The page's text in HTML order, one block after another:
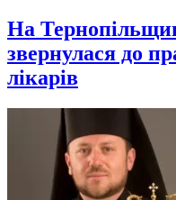
На
звернулася до
лікарів